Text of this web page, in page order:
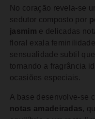
No coração revela-se
sedutor composto por
jasmim e delicadas
floral exala
sensualidade subtil
tornando a fragrância
ocasiões especiais.
A base desenvolve-se
notas amadeiradas,